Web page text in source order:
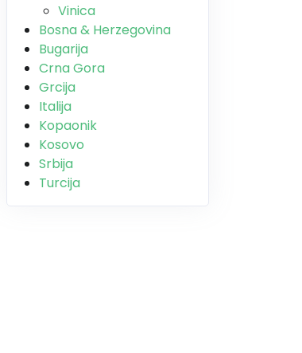
Vinica
Bosna & Herzegovina
Bugarija
Crna Gora
Grcija
Italija
Kopaonik
Kosovo
Srbija
Turcija